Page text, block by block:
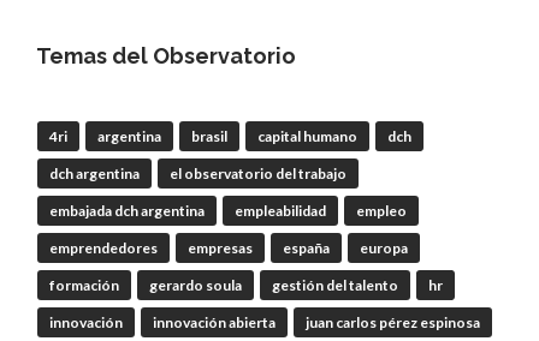
Orgánica del#BCRA
RT@lanotadigital@La_Bancaria
@AldoDruettaok@misionesptodos
@SergioOPalazzo @BairesParaTodos
@uniglobalunion
2 Twitter
Temas del Observatorio
4ri argentina brasil capital humano dch
dch argentina el observatorio del trabajo
embajada dch argentina empleabilidad empleo
emprendedores empresas españa europa
formación gerardo soula gestión del talento hr
innovación innovación abierta juan carlos pérez espinosa